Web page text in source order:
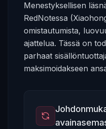
Menestyksellisen
RedNotessa
omistautumista,
ajattelua. Tässä on
parhaat
maksimoidakseen